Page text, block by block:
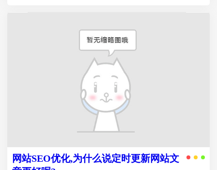
网站SEO优化,为什么说定时更新网站文